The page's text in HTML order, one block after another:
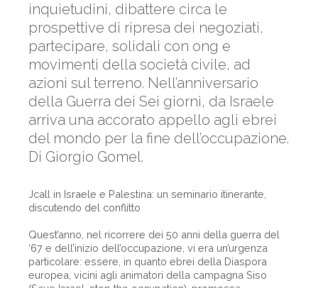
inquietudini, dibattere circa le
prospettive di ripresa dei negoziati,
partecipare, solidali con ong e
movimenti della società civile, ad
azioni sul terreno. Nell’anniversario
della Guerra dei Sei giorni, da Israele
arriva una accorato appello agli ebrei
del mondo per la fine dell’occupazione.
Di Giorgio Gomel.
Jcall in Israele e Palestina: un seminario itinerante,
discutendo del conflitto
Quest’anno, nel ricorrere dei 50 anni della guerra del
‘67 e dell’inizio dell’occupazione, vi era un’urgenza
particolare: essere, in quanto ebrei della Diaspora
europea, vicini agli animatori della campagna Siso